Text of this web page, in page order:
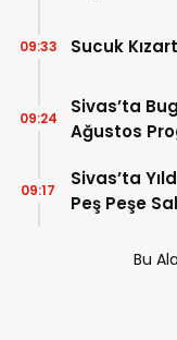
Sucuk
09:33
Sivas’ta
Ağustos
09:24
Sivas’ta
Peş Peşe
09:17
Bu